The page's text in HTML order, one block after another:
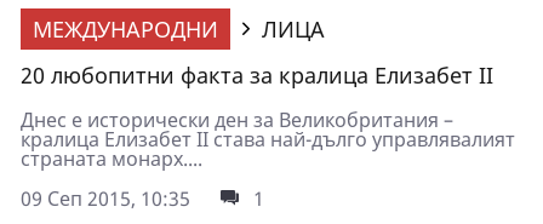
МЕЖДУНАРОДНИ
ЛИЦА
20 любопитни факта за кралица Елизабет II
Днес е исторически ден за Великобритания –
кралица Елизабет II става най-дълго управлявалият
страната монарх....
09 Сеп 2015, 10:35
1